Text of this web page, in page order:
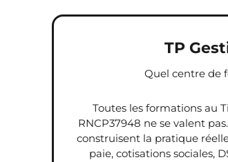
TP
Quel centre de
Toutes les formations au
RNCP37948 ne se valent
construisent la pratique
paie, cotisations sociales,